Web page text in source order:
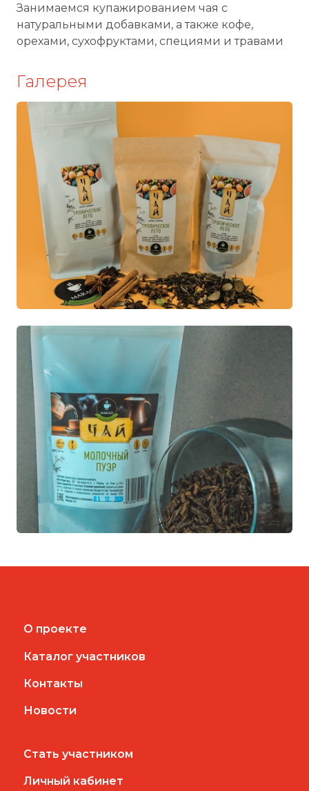
Занимаемся купажированием чая с
натуральными добавками, а также кофе,
орехами, сухофруктами, специями и травами
Галерея
О проекте
Каталог участников
Контакты
Новости
Стать участником
Личный кабинет